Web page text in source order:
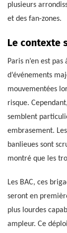
plusieurs
et des fan-zones.
Le contexte
Paris n’en est
d’événements
mouvementées
risque.
semblent
embrasement.
banlieues sont
montré que les
Les BAC, ces
seront en
plus lourdes
ampleur. Ce